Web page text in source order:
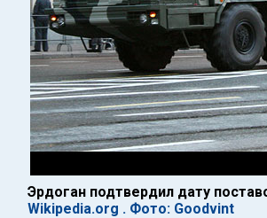
Эрдоган подтвердил дату
Wikipedia.org . Фото: Goodvint